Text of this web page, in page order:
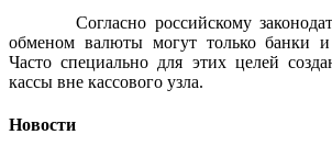
Согласно российскому
обменом валюты могут только банки и
Часто специально для этих целей
кассы вне кассового узла.
Новости